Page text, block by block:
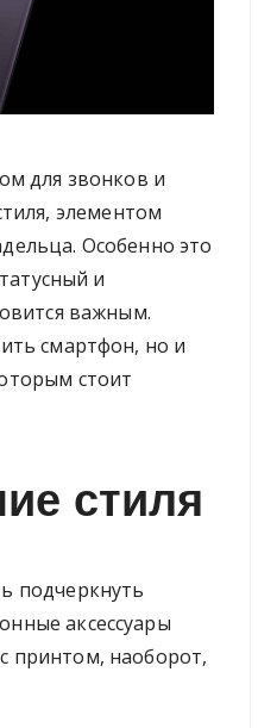
для звонков и
элементом
Особенно это
и
важным.
смартфон, но и
стоит
стиля
подчеркнуть
аксессуары
принтом, наоборот,